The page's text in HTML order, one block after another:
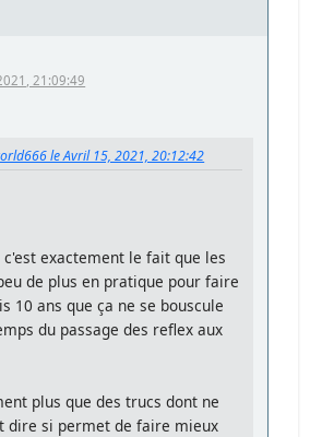
21:09:49
le Avril 15, 2021, 20:12:42
exactement le fait que les
de plus en pratique pour faire
10 ans que ça ne se bouscule
du passage des reflex aux
plus que des trucs dont ne
dire si permet de faire mieux